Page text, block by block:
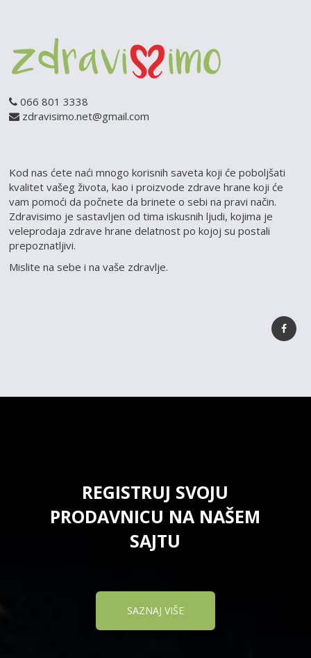
066 801 3338
zdravisimo.net@gmail.com
Kod nas ćete naći mnogo korisnih saveta koji će poboljšati
kvalitet vašeg života, kao i proizvode zdrave hrane koji će
vam pomoći da počnete da brinete o sebi na pravi način.
Zdravisimo je sastavljen od tima iskusnih ljudi, kojima je
veleprodaja zdrave hrane delatnost po kojoj su postali
prepoznatljivi.
Mislite na sebe i na vaše zdravlje.
REGISTRUJ SVOJU
PRODAVNICU NA NAŠEM
SAJTU
SAZNAJ VIŠE